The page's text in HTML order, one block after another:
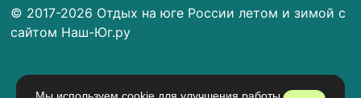
© 2017-2026 Отдых на юге России летом и зимой с
сайтом Наш-Юг.ру